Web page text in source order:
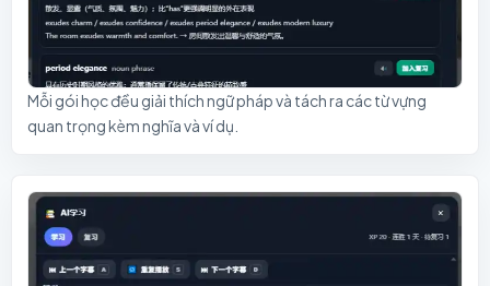
Mỗi gói học đều giải thích ngữ pháp và tách ra các từ vựng
quan trọng kèm nghĩa và ví dụ.